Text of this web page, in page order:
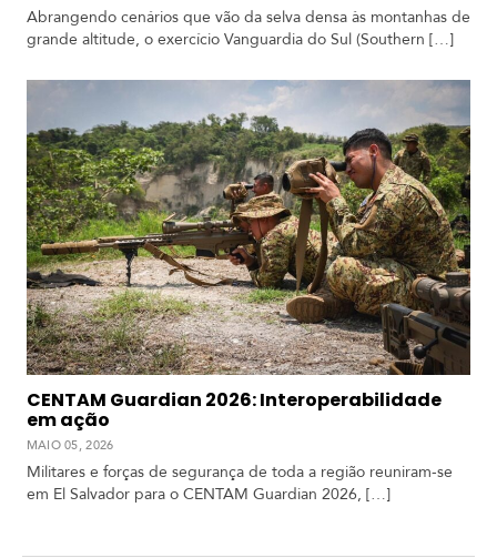
Abrangendo cenários que vão da selva densa às montanhas de
grande altitude, o exercício Vanguardia do Sul (Southern […]
CENTAM Guardian 2026: Interoperabilidade
em ação
MAIO 05, 2026
Militares e forças de segurança de toda a região reuniram-se
em El Salvador para o CENTAM Guardian 2026, […]